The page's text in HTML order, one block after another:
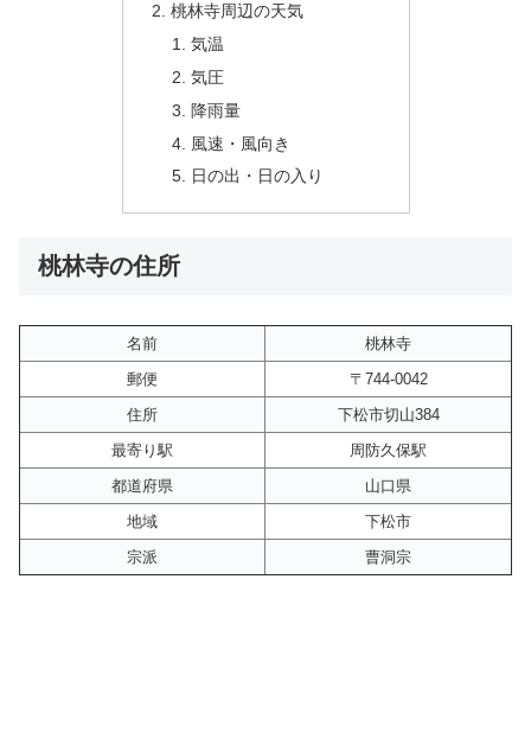
桃林寺周辺の天気
気温
気圧
降雨量
風速・風向き
日の出・日の入り
桃林寺の住所
名前
桃林寺
郵便
〒744-0042
住所
下松市切山384
最寄り駅
周防久保駅
都道府県
山口県
地域
下松市
宗派
曹洞宗